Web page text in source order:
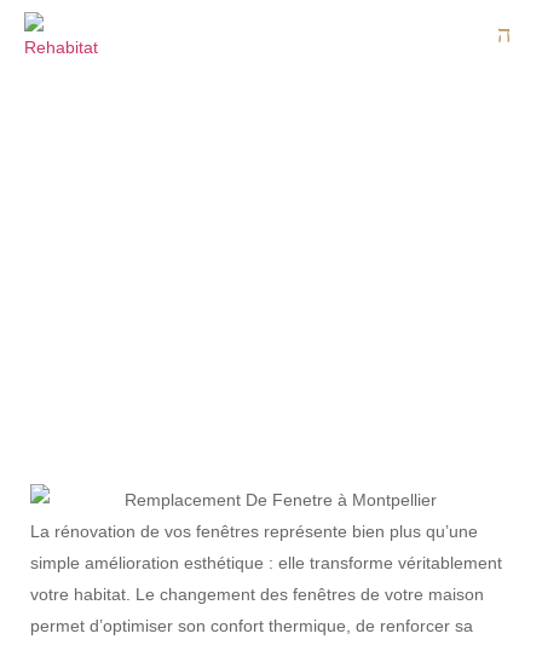
La rénovation de vos fenêtres représente bien plus qu’une
simple amélioration esthétique : elle transforme véritablement
votre habitat. Le changement des fenêtres de votre maison
permet d’optimiser son confort thermique, de renforcer sa